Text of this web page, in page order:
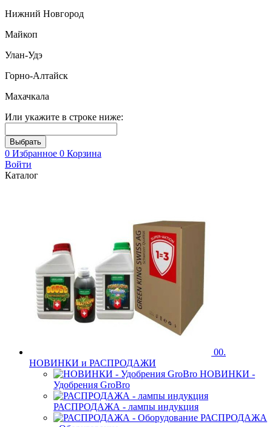
Нижний Новгород
Майкоп
Улан-Удэ
Горно-Алтайск
Махачкала
Или укажите в строке ниже:
0 Избранное 0 Корзина
Войти
Каталог
00.
НОВИНКИ и РАСПРОДАЖИ
НОВИНКИ -
Удобрения GroBro
РАСПРОДАЖА - лампы индукция
РАСПРОДАЖА